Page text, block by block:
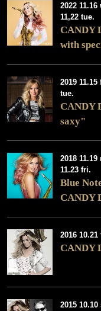
2022
11,22 tue.
CANDY
with
2019
tue.
CANDY
saxy"
2018
11.23 fri.
Blue
CANDY
2016
CANDY
2015